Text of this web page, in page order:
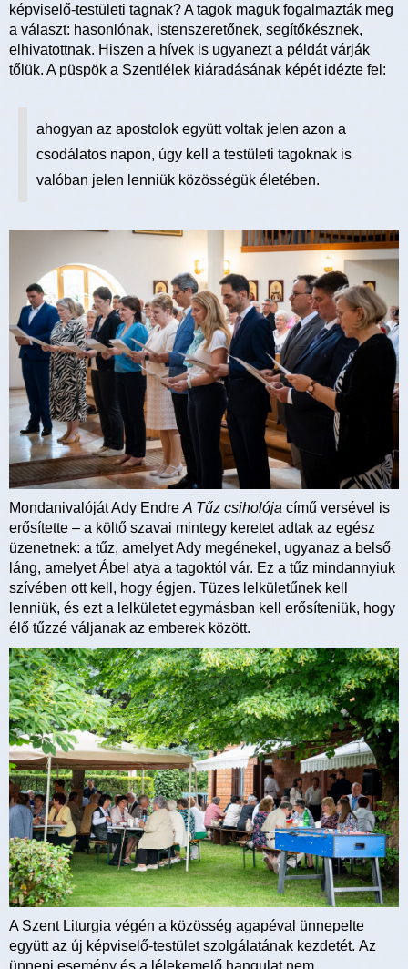
képviselő-testületi tagnak? A tagok maguk fogalmazták meg
a választ: hasonlónak, istenszeretőnek, segítőkésznek,
elhivatottnak. Hiszen a hívek is ugyanezt a példát várják
tőlük. A püspök a Szentlélek kiáradásának képét idézte fel:
ahogyan az apostolok együtt voltak jelen azon a
csodálatos napon, úgy kell a testületi tagoknak is
valóban jelen lenniük közösségük életében.
Mondanivalóját Ady Endre A Tűz csiholója című versével is
erősítette – a költő szavai mintegy keretet adtak az egész
üzenetnek: a tűz, amelyet Ady megénekel, ugyanaz a belső
láng, amelyet Ábel atya a tagoktól vár. Ez a tűz mindannyiuk
szívében ott kell, hogy égjen. Tüzes lelkületűnek kell
lenniük, és ezt a lelkületet egymásban kell erősíteniük, hogy
élő tűzzé váljanak az emberek között.
A Szent Liturgia végén a közösség agapéval ünnepelte
együtt az új képviselő-testület szolgálatának kezdetét. Az
ünnepi esemény és a lélekemelő hangulat nem